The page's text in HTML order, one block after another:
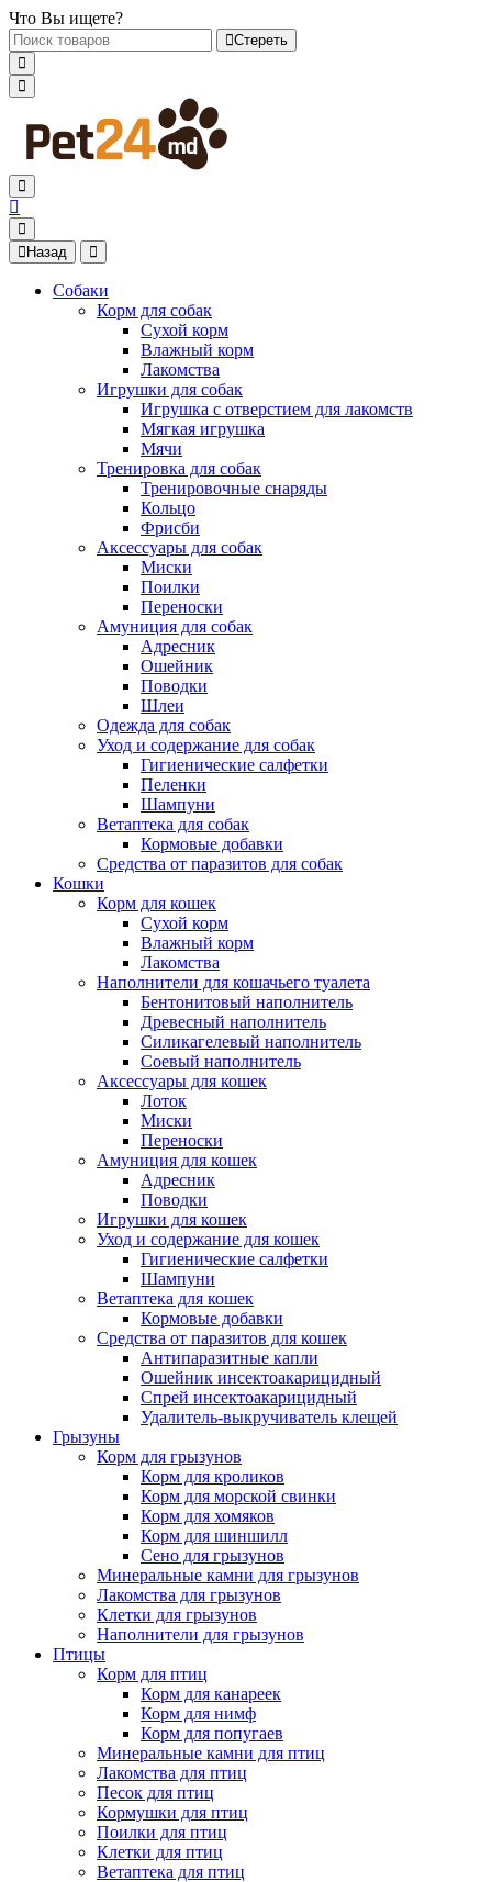
Что Вы ищете?
Стереть
Назад
Собаки
Корм для собак
Сухой корм
Влажный корм
Лакомства
Игрушки для собак
Игрушка с отверстием для лакомств
Мягкая игрушка
Мячи
Тренировка для собак
Тренировочные снаряды
Кольцо
Фрисби
Аксессуары для собак
Миски
Поилки
Переноски
Амуниция для собак
Адресник
Ошейник
Поводки
Шлеи
Одежда для собак
Уход и содержание для собак
Гигиенические салфетки
Пеленки
Шампуни
Ветаптека для собак
Кормовые добавки
Средства от паразитов для собак
Кошки
Корм для кошек
Сухой корм
Влажный корм
Лакомства
Наполнители для кошачьего туалета
Бентонитовый наполнитель
Древесный наполнитель
Силикагелевый наполнитель
Соевый наполнитель
Аксессуары для кошек
Лоток
Миски
Переноски
Амуниция для кошек
Адресник
Поводки
Игрушки для кошек
Уход и содержание для кошек
Гигиенические салфетки
Шампуни
Ветаптека для кошек
Кормовые добавки
Средства от паразитов для кошек
Антипаразитные капли
Ошейник инсектоакарицидный
Спрей инсектоакарицидный
Удалитель-выкручиватель клещей
Грызуны
Корм для грызунов
Корм для кроликов
Корм для морской свинки
Корм для хомяков
Корм для шиншилл
Сено для грызунов
Минеральные камни для грызунов
Лакомства для грызунов
Клетки для грызунов
Наполнители для грызунов
Птицы
Корм для птиц
Корм для канареек
Корм для нимф
Корм для попугаев
Минеральные камни для птиц
Лакомства для птиц
Песок для птиц
Кормушки для птиц
Поилки для птиц
Клетки для птиц
Ветаптека для птиц